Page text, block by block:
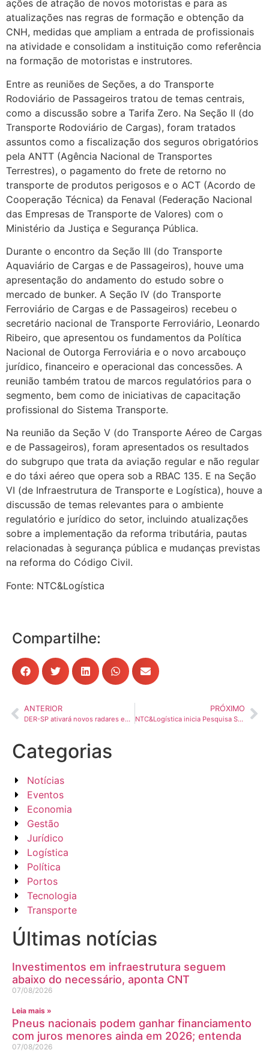
ações de atração de novos motoristas e para as
atualizações nas regras de formação e obtenção da
CNH, medidas que ampliam a entrada de profissionais
na atividade e consolidam a instituição como referência
na formação de motoristas e instrutores.
Entre as reuniões de Seções, a do Transporte
Rodoviário de Passageiros tratou de temas centrais,
como a discussão sobre a Tarifa Zero. Na Seção II (do
Transporte Rodoviário de Cargas), foram tratados
assuntos como a fiscalização dos seguros obrigatórios
pela ANTT (Agência Nacional de Transportes
Terrestres), o pagamento do frete de retorno no
transporte de produtos perigosos e o ACT (Acordo de
Cooperação Técnica) da Fenaval (Federação Nacional
das Empresas de Transporte de Valores) com o
Ministério da Justiça e Segurança Pública.
Durante o encontro da Seção III (do Transporte
Aquaviário de Cargas e de Passageiros), houve uma
apresentação do andamento do estudo sobre o
mercado de bunker. A Seção IV (do Transporte
Ferroviário de Cargas e de Passageiros) recebeu o
secretário nacional de Transporte Ferroviário, Leonardo
Ribeiro, que apresentou os fundamentos da Política
Nacional de Outorga Ferroviária e o novo arcabouço
jurídico, financeiro e operacional das concessões. A
reunião também tratou de marcos regulatórios para o
segmento, bem como de iniciativas de capacitação
profissional do Sistema Transporte.
Na reunião da Seção V (do Transporte Aéreo de Cargas
e de Passageiros), foram apresentados os resultados
do subgrupo que trata da aviação regular e não regular
e do táxi aéreo que opera sob a RBAC 135. E na Seção
VI (de Infraestrutura de Transporte e Logística), houve a
discussão de temas relevantes para o ambiente
regulatório e jurídico do setor, incluindo atualizações
sobre a implementação da reforma tributária, pautas
relacionadas à segurança pública e mudanças previstas
na reforma do Código Civil.
Fonte: NTC&Logística
Compartilhe:
ANTERIOR
DER-SP ativará novos radares em rodovias estaduais; veja locais
PRÓXIMO
NTC&Logística inicia Pesquisa Salarial no Transporte Rodoviário de Cargas – segmento de Carga Fracionada
Categorias
Notícias
Eventos
Economia
Gestão
Jurídico
Logística
Política
Portos
Tecnologia
Transporte
Últimas notícias
Investimentos em infraestrutura seguem
abaixo do necessário, aponta CNT
07/08/2026
Leia mais »
Pneus nacionais podem ganhar financiamento
com juros menores ainda em 2026; entenda
07/08/2026